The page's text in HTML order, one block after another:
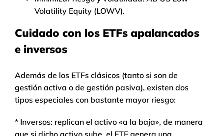
Volatility Equity (LOWV).
Cuidado con los ETFs apalancados
e inversos
Además de los ETFs clásicos (tanto si son de
gestión activa o de gestión pasiva), existen dos
tipos especiales con bastante mayor riesgo:
* Inversos: replican el activo «a la baja», de manera